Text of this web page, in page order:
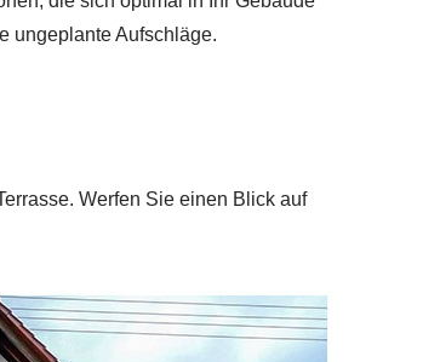
ungeplante Aufschläge.
Werfen Sie einen Blick auf